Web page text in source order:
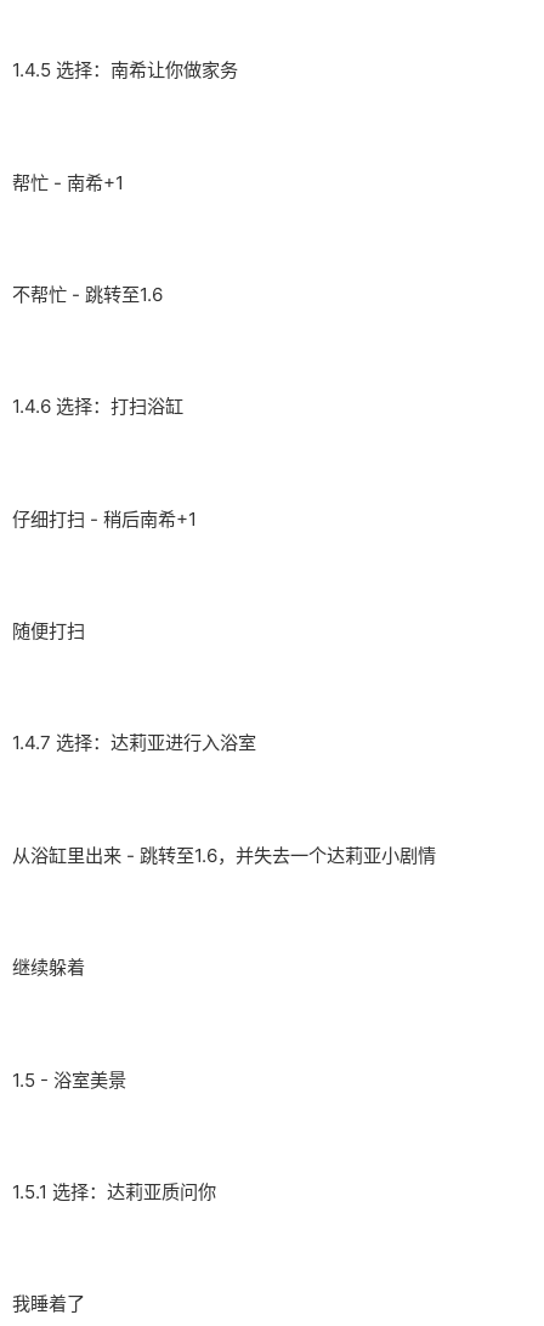
1.4.5 选择：南希让你做家务
帮忙 - 南希+1
不帮忙 - 跳转至1.6
1.4.6 选择：打扫浴缸
仔细打扫 - 稍后南希+1
随便打扫
1.4.7 选择：达莉亚进行入浴室
从浴缸里出来 - 跳转至1.6，并失去一个达莉亚小剧情
继续躲着
1.5 - 浴室美景
1.5.1 选择：达莉亚质问你
我睡着了